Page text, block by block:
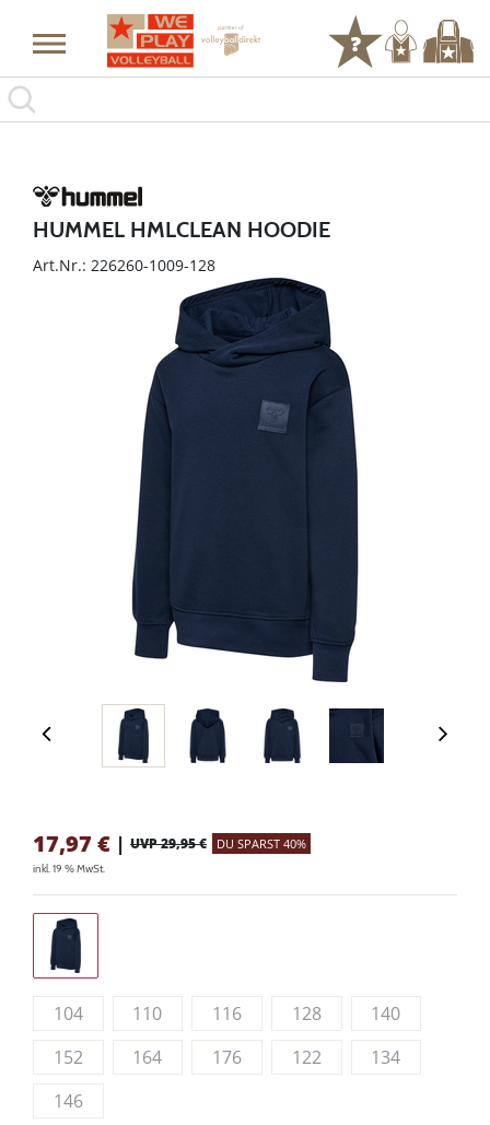
HUMMEL HMLCLEAN HOODIE
Art.Nr.: 226260-1009-128
17,97 € | UVP 29,95 € DU SPARST 40%
inkl. 19 % MwSt.
104 110 116 128
140
152
164 176 122
134
146